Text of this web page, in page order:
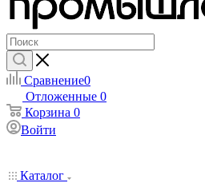
Сравнение0
Отложенные 0
Корзина 0
Войти
Каталог